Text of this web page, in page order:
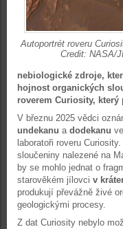
Autoportrét roveru
Credit: NASA/
nebiologické zdroje,
hojnost organických
roverem Curiosity, který
V březnu 2025 vědci
undekanu a dodekanu
laboratoři roveru
sloučeniny nalezené na
by se mohlo jednat o
starověkém jílovci v
produkují převážně živé
geologickými procesy.
Z dat Curiosity nebylo